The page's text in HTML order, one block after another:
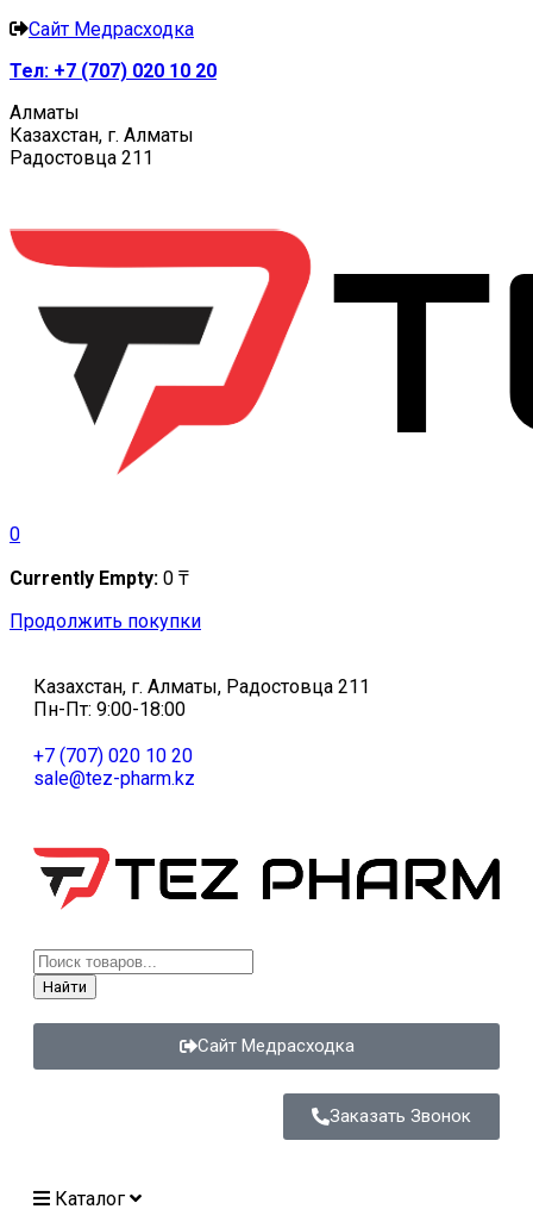
Сайт Медрасходка
Тел: +7 (707) 020 10 20
Алматы
Казахстан, г. Алматы
Радостовца 211
0
Currently Empty: 0 ₸
Продолжить покупки
Казахстан, г. Алматы, Радостовца 211
Пн-Пт: 9:00-18:00
+7 (707) 020 10 20
sale@tez-pharm.kz
Найти
Сайт Медрасходка
Заказать Звонок
Каталог